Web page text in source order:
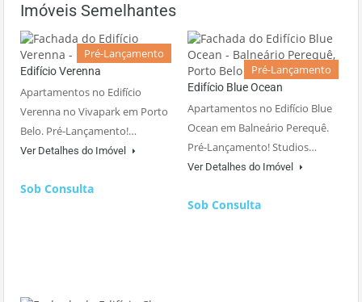
Imóveis Semelhantes
Pré-Lançamento
Edifício Verenna
Apartamentos no Edifício
Verenna no Vivapark em Porto
Belo. Pré-Lançamento!…
Ver Detalhes do Imóvel
Sob Consulta
Pré-Lançamento
Edifício Blue Ocean
Apartamentos no Edifício Blue
Ocean em Balneário Perequê.
Pré-Lançamento! Studios…
Ver Detalhes do Imóvel
Sob Consulta